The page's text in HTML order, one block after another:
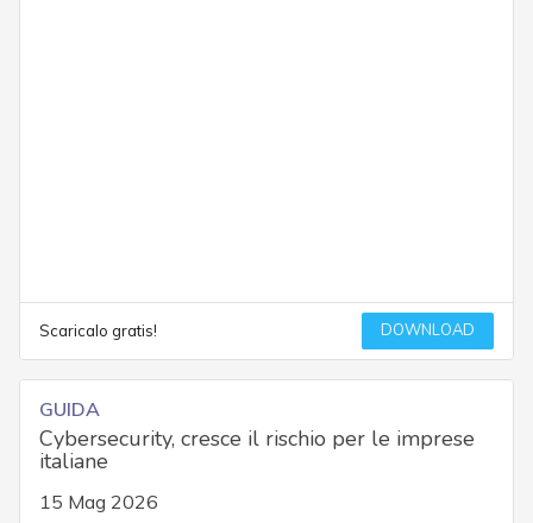
Scaricalo gratis! DOWNLOAD
GUIDA
Cybersecurity, cresce il rischio per le imprese
italiane
15 Mag 2026